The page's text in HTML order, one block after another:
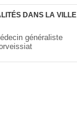
DANS LA VILLE
généraliste